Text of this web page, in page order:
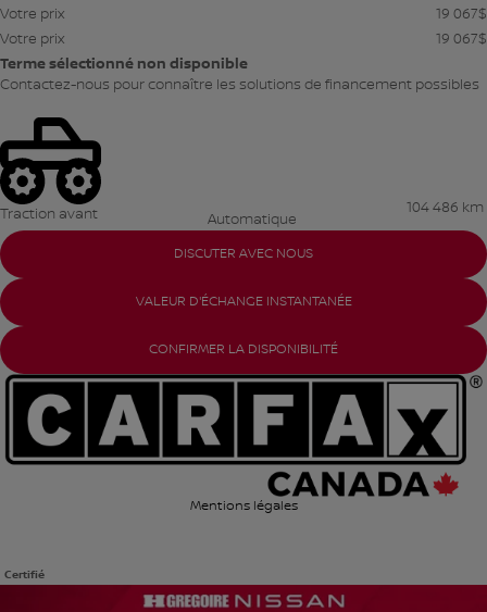
Votre prix
19 067$
Votre prix
19 067$
Terme sélectionné non disponible
Contactez-nous pour connaître les solutions de financement possibles
Traction avant Automatique
104 486 km
DISCUTER AVEC NOUS
VALEUR D'ÉCHANGE INSTANTANÉE
CONFIRMER LA DISPONIBILITÉ
Mentions légales
Certifié
Afficher 25 images en plus